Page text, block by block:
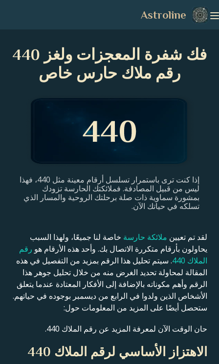
Astroline
فك شفرة المعجزات ولغز 440
رقم ملاك حارس خاص
إذا كنت ترى باستمرار تسلسل أرقام معينة مثل 440، فهذا
ليس من قبيل المصادفة. فملائكتك الحارسة تزودك
بمشورة سماوية ذات صلة برحلتك الروحية والمسار الذي
تسلكه في حياتك الآن.
لقد تم تعيين ملائكة حارسة خاصة لنا جميعًا، ولهذا السبب
يحاولون بأرقام متكررة الاتصال بك. وأحد هذه الأرقام هو رقم
الملاك 440
. سيتم تحليل هذا الرقم بمزيد من التفصيل في هذه
المقالة لمحاولة تحديد الغرض منه من خلال تحليل جوهر هذا
الرقم وأهم مكوناته بالإضافة إلى الأفكار المعتادة عندما يتعلق
الأشخاص الذين ولدوا في الرابع من ديسمبر بوجوده في حياتهم.
ستحصل أيضًا على المزيد من المعلومات حول:
حان الوقت الآن لمعرفة المزيد عن رقم الملاك 440.
الاهتزاز الأساسي لرقم الملاك 440